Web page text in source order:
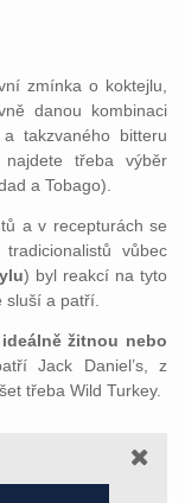
zmínka o koktejlu,
danou kombinaci
takzvaného bitteru
třeba výběr
a Tobago).
a v recepturách se
vůbec
) byl reakcí na tyto
sluší a patří.
žitnou nebo
Jack Daniel’s, z
třeba Wild Turkey.